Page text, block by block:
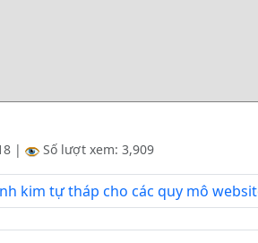
| Số lượt xem: 3,909
kim tự tháp cho các quy mô